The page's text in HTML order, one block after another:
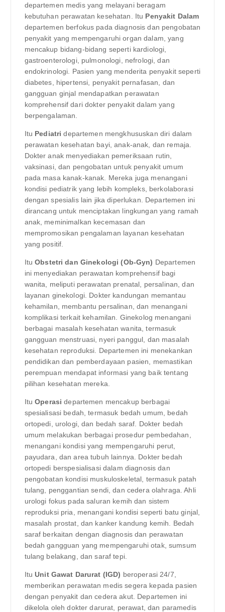
departemen medis yang melayani beragam
kebutuhan perawatan kesehatan. Itu Penyakit Dalam
departemen berfokus pada diagnosis dan pengobatan
penyakit yang mempengaruhi organ dalam, yang
mencakup bidang-bidang seperti kardiologi,
gastroenterologi, pulmonologi, nefrologi, dan
endokrinologi. Pasien yang menderita penyakit seperti
diabetes, hipertensi, penyakit pernafasan, dan
gangguan ginjal mendapatkan perawatan
komprehensif dari dokter penyakit dalam yang
berpengalaman.
Itu Pediatri departemen mengkhususkan diri dalam
perawatan kesehatan bayi, anak-anak, dan remaja.
Dokter anak menyediakan pemeriksaan rutin,
vaksinasi, dan pengobatan untuk penyakit umum
pada masa kanak-kanak. Mereka juga menangani
kondisi pediatrik yang lebih kompleks, berkolaborasi
dengan spesialis lain jika diperlukan. Departemen ini
dirancang untuk menciptakan lingkungan yang ramah
anak, meminimalkan kecemasan dan
mempromosikan pengalaman layanan kesehatan
yang positif.
ItuObstetri dan Ginekologi (Ob-Gyn) Departemen
ini menyediakan perawatan komprehensif bagi
wanita, meliputi perawatan prenatal, persalinan, dan
layanan ginekologi. Dokter kandungan memantau
kehamilan, membantu persalinan, dan menangani
komplikasi terkait kehamilan. Ginekolog menangani
berbagai masalah kesehatan wanita, termasuk
gangguan menstruasi, nyeri panggul, dan masalah
kesehatan reproduksi. Departemen ini menekankan
pendidikan dan pemberdayaan pasien, memastikan
perempuan mendapat informasi yang baik tentang
pilihan kesehatan mereka.
ItuOperasi departemen mencakup berbagai
spesialisasi bedah, termasuk bedah umum, bedah
ortopedi, urologi, dan bedah saraf. Dokter bedah
umum melakukan berbagai prosedur pembedahan,
menangani kondisi yang mempengaruhi perut,
payudara, dan area tubuh lainnya. Dokter bedah
ortopedi berspesialisasi dalam diagnosis dan
pengobatan kondisi muskuloskeletal, termasuk patah
tulang, penggantian sendi, dan cedera olahraga. Ahli
urologi fokus pada saluran kemih dan sistem
reproduksi pria, menangani kondisi seperti batu ginjal,
masalah prostat, dan kanker kandung kemih. Bedah
saraf berkaitan dengan diagnosis dan perawatan
bedah gangguan yang mempengaruhi otak, sumsum
tulang belakang, dan saraf tepi.
ItuUnit Gawat Darurat (IGD) beroperasi 24/7,
memberikan perawatan medis segera kepada pasien
dengan penyakit dan cedera akut. Departemen ini
dikelola oleh dokter darurat, perawat, dan paramedis